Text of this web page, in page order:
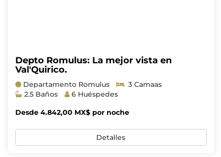
Depto Romulus: La mejor vista en
Val'Quirico.
Departamento Romulus
3 Camaas
2.5 Baños
6 Huéspedes
Desde 4.842,00 MX$ por noche
Detalles